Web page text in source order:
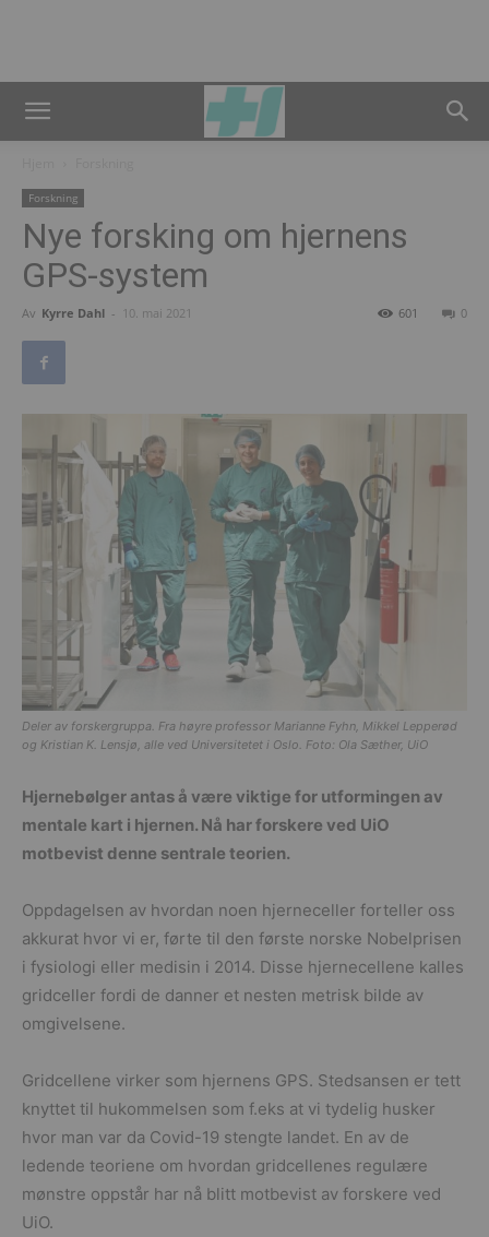
Forskning
Nye forsking om hjernens
GPS-system
Av Kyrre Dahl - 10. mai 2021 0
601
Deler av forskergruppa. Fra høyre professor Marianne Fyhn, Mikkel Lepperød
og Kristian K. Lensjø, alle ved Universitetet i Oslo. Foto: Ola Sæther, UiO
Hjernebølger antas å være viktige for utformingen av
mentale kart i hjernen. Nå har forskere ved UiO
motbevist denne sentrale teorien.
Oppdagelsen av hvordan noen hjerneceller forteller oss
akkurat hvor vi er, førte til den første norske Nobelprisen
i fysiologi eller medisin i 2014. Disse hjernecellene kalles
gridceller fordi de danner et nesten metrisk bilde av
omgivelsene.
Gridcellene virker som hjernens GPS. Stedsansen er tett
knyttet til hukommelsen som f.eks at vi tydelig husker
hvor man var da Covid-19 stengte landet. En av de
ledende teoriene om hvordan gridcellenes regulære
mønstre oppstår har nå blitt motbevist av forskere ved
UiO.